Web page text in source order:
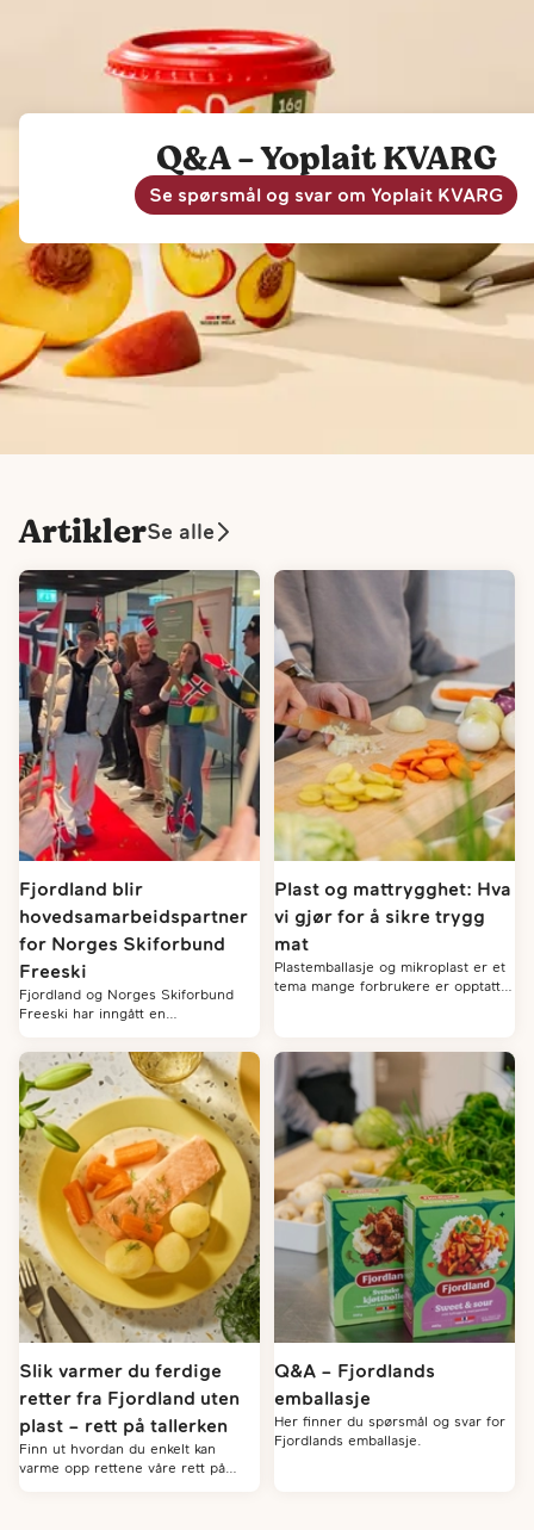
Q&A - Yoplait KVARG
Se spørsmål og svar om Yoplait KVARG
ArtiklerSe alle
Fjordland blir
hovedsamarbeidspartner
for Norges Skiforbund
Freeski
Fjordland og Norges Skiforbund
Freeski har inngått en
tydelig ambisjon: å kombinere en
stolt og kjent norsk merkevare, med
en ung og utviklende idrett i sterk
vekst.
Plast og mattrygghet: Hva
vi gjør for å sikre trygg
mat
Plastemballasje og mikroplast er et
tema mange forbrukere er opptatt
Slik varmer du ferdige
retter fra Fjordland uten
plast – rett på tallerken
Finn ut hvordan du enkelt kan
varme opp rettene våre rett på
Q&A – Fjordlands
emballasje
Her finner du spørsmål og svar for
Fjordlands emballasje.